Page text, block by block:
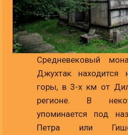
Средневековый
Джухтак находится
горы, в 3-х км от
регионе. В
упоминается под
Петра или